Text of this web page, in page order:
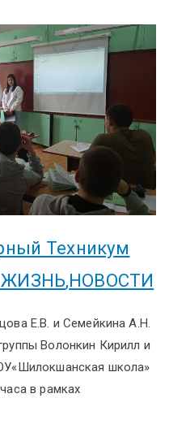
ум
Техникум
,НОВОСТИ
Е.В. и Семейкина А.Н.
Волонкин Кирилл и
школа»
в рамках